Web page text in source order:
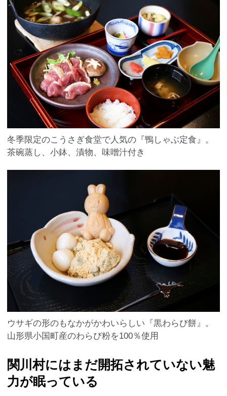
冬季限定のこうさぎ食堂で人気の『鴨しゃぶ定食』。
茶碗蒸し、小鉢、漬物、味噌汁付き
ウサギの形のもなかがかわいらしい『黒わらび餅』。
山形県小国町産のわらび粉を100％使用
関川村にはまだ開拓されていない魅
力が眠っている